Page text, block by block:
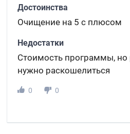
Достоинства
Очищение на 5 с плюсом
Недостатки
Стоимость программы, но
нужно раскошелиться
0
0